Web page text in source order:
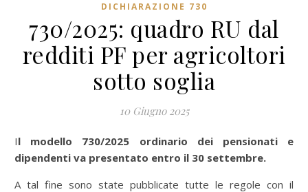
DICHIARAZIONE 730
730/2025: quadro RU dal
redditi PF per agricoltori
sotto soglia
10 Giugno 2025
Il modello 730/2025 ordinario dei pensionati e
dipendenti va presentato entro il 30 settembre.
A tal fine sono state pubblicate tutte le regole con il